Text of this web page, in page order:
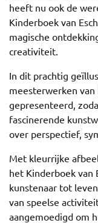
heeft nu ook de
Kinderboek van
magische
creativiteit.
In dit prachtig
meesterwerken
gepresenteerd,
fascinerende
over perspectief,
Met kleurrijke
het Kinderboek van
kunstenaar tot
van speelse
aangemoedigd om